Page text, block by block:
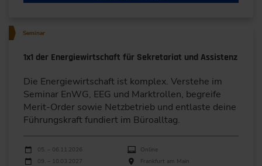
Seminar
1x1 der Energiewirtschaft für Sekretariat und Assistenz
Die Energiewirtschaft ist komplex. Verstehe im
Seminar EnWG, EEG und Marktrollen, begreife
Merit-Order sowie Netzbetrieb und entlaste deine
Führungskraft fundiert im Büroalltag.
Durchführungen
Veranstaltungsdatum Veranstaltungsort
05. – 06.11.2026
Online
09. – 10.03.2027
Frankfurt am Main